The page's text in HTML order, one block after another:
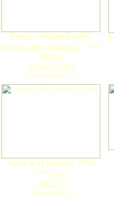
Ardaiz / Ardaitz ERRO.
Fuente-aljibe románica. nuevo
(MCM)
Ardaitz ERRO
Comentarios: 0
Aglais io (Linnaeus, 1758)
nuevo (MT)
Aglais io
Comentarios: 0